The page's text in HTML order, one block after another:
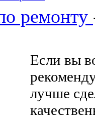
ремонту
Если вы
лучше